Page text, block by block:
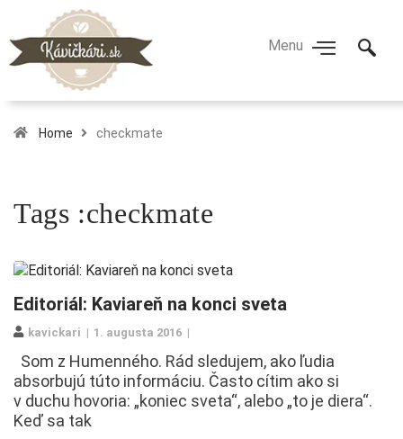
Home checkmate
Tags :checkmate
Editoriál: Kaviareň na konci sveta
kavickari 1. augusta 2016
Som z Humenného. Rád sledujem, ako ľudia
absorbujú túto informáciu. Často cítim ako si
v duchu hovoria: „koniec sveta“, alebo „to je diera“.
Keď sa tak